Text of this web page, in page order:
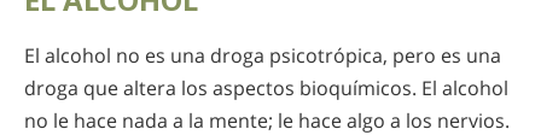
El alcohol no es una droga psicotrópica, pero es una
droga que altera los aspectos bioquímicos. El alcohol
no le hace nada a la mente; le hace algo a los nervios.